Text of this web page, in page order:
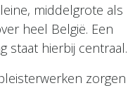
middelgrote als
heel België. Een
staat hierbij centraal.
zorgen